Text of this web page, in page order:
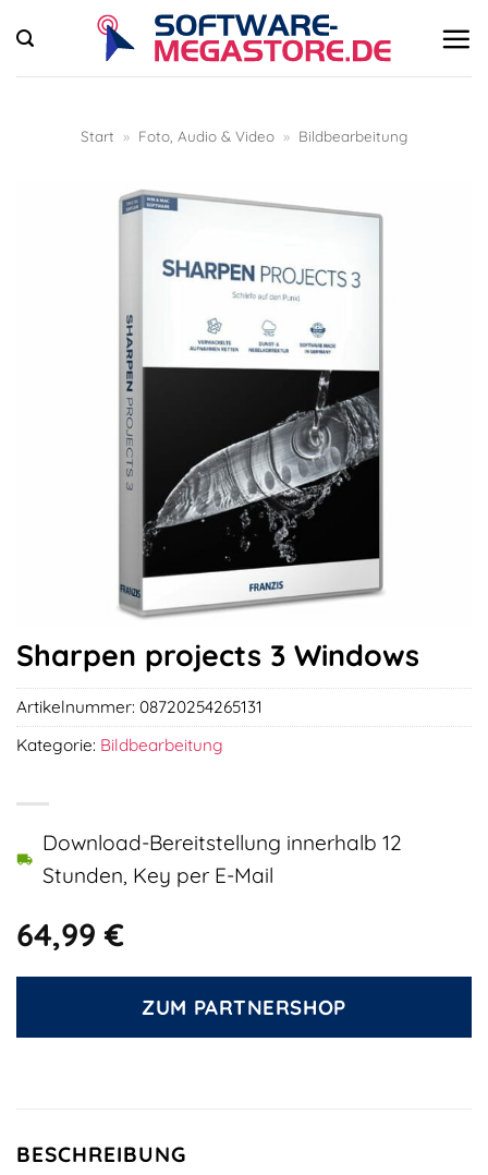
Inhalt
springen
Start » Foto, Audio & Video » Bildbearbeitung
Sharpen projects 3 Windows
64,99€
Download-Bereitstellung innerhalb 12
Stunden, Key per E-Mail
ZUM PARTNERSHOP
Artikelnummer: 08720254265131
Kategorie: Bildbearbeitung
BESCHREIBUNG